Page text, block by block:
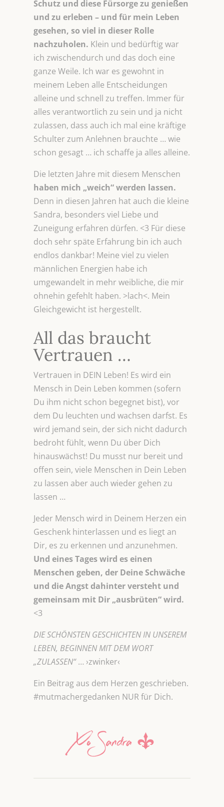
Schutz und diese Fürsorge zu genießen
und zu erleben – und für mein Leben
gesehen, so viel in dieser Rolle
nachzuholen. Klein und bedürftig war
ich zwischendurch und das doch eine
ganze Weile. Ich war es gewohnt in
meinem Leben alle Entscheidungen
alleine und schnell zu treffen. Immer für
alles verantwortlich zu sein und ja nicht
zulassen, dass auch ich mal eine kräftige
Schulter zum Anlehnen brauchte … wie
schon gesagt … ich schaffe ja alles alleine.
Die letzten Jahre mit diesem Menschen
haben mich „weich“ werden lassen.
Denn in diesen Jahren hat auch die kleine
Sandra, besonders viel Liebe und
Zuneigung erfahren dürfen. <3 Für diese
doch sehr späte Erfahrung bin ich auch
endlos dankbar! Meine viel zu vielen
männlichen Energien habe ich
umgewandelt in mehr weibliche, die mir
ohnehin gefehlt haben. >lach<. Mein
Gleichgewicht ist hergestellt.
All das braucht
Vertrauen …
Vertrauen in DEIN Leben! Es wird ein
Mensch in Dein Leben kommen (sofern
Du ihm nicht schon begegnet bist), vor
dem Du leuchten und wachsen darfst. Es
wird jemand sein, der sich nicht dadurch
bedroht fühlt, wenn Du über Dich
hinauswächst! Du musst nur bereit und
offen sein, viele Menschen in Dein Leben
zu lassen aber auch wieder gehen zu
lassen …
Jeder Mensch wird in Deinem Herzen ein
Geschenk hinterlassen und es liegt an
Dir, es zu erkennen und anzunehmen.
Und eines Tages wird es einen
Menschen geben, der Deine Schwäche
und die Angst dahinter versteht und
gemeinsam mit Dir „ausbrüten“ wird.
<3
DIE SCHÖNSTEN GESCHICHTEN IN UNSEREM
LEBEN, BEGINNEN MIT DEM WORT
„ZULASSEN“… ›zwinker‹
Ein Beitrag aus dem Herzen geschrieben.
#mutmachergedanken NUR für Dich.